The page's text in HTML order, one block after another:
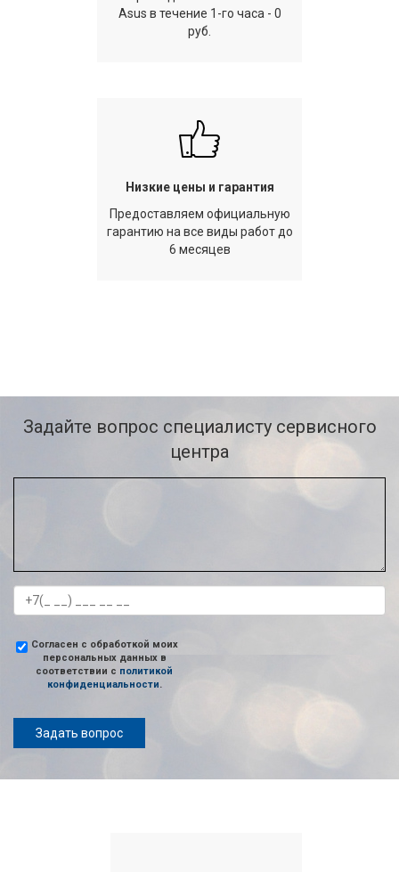
Asus в течение 1-го часа - 0
руб.
Низкие цены и гарантия
Предоставляем официальную
гарантию на все виды работ до
6 месяцев
Задайте вопрос специалисту сервисного
центра
Согласен с обработкой моих
персональных данных в
соответствии с политикой
конфиденциальности.
Задать вопрос